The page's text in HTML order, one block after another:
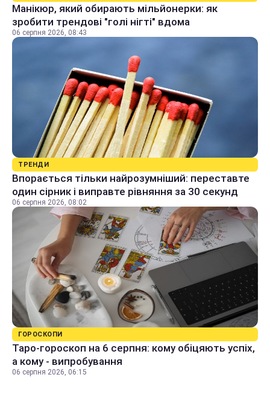
Манікюр, який обирають мільйонерки: як
зробити трендові "голі нігті" вдома
06 серпня 2026, 08:43
ТРЕНДИ
Впорається тільки найрозумніший: переставте
один сірник і виправте рівняння за 30 секунд
06 серпня 2026, 08:02
ГОРОСКОПИ
Таро-гороскоп на 6 серпня: кому обіцяють успіх,
а кому - випробування
06 серпня 2026, 06:15